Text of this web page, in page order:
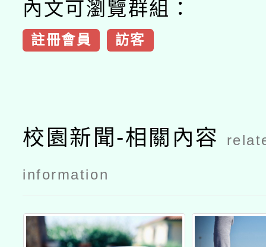
內文可瀏覽群組：
註冊會員 訪客
校園新聞-相關內容
information